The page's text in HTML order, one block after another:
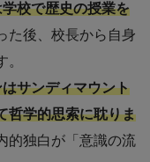
校で歴史の授業を
た後、校長から自身
サンディマウント
哲学的思索に耽りま
的独白が「意識の流